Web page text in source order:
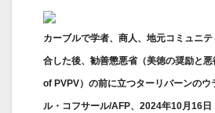
カーブルで学者、商人、地元コミュニ
合した後、勧善懲悪省（美徳の奨励と
of PVPV）の前に立つターリバーンのウ
ル・コフサール/AFP、2024年10月16日